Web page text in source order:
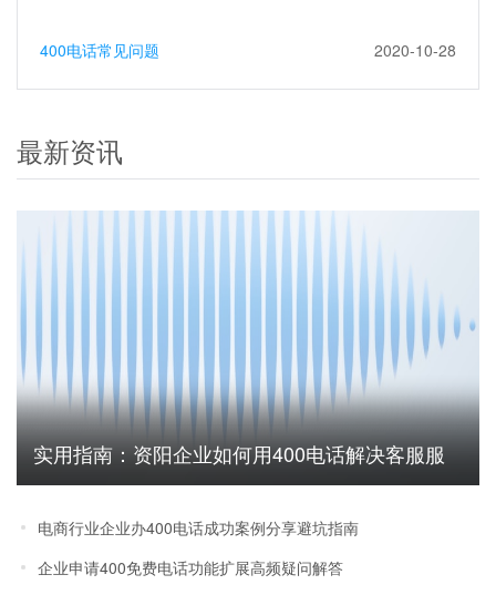
400电话常见问题 2020-10-28
最新资讯
实用指南：资阳企业如何用400电话解决客服服
务无法追踪难题
电商行业企业办400电话成功案例分享避坑指南
企业申请400免费电话功能扩展高频疑问解答